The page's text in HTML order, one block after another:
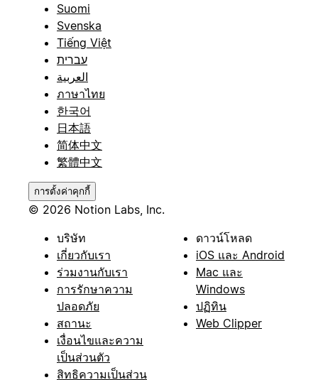
Suomi
Svenska
Tiếng Việt
עברית
العربية
ภาษาไทย
한국어
日本語
简体中文
繁體中文
การตั้งค่าคุกกี้
© 2026 Notion Labs, Inc.
บริษัท
เกี่ยวกับเรา
ร่วมงานกับเรา
การรักษาความ
ปลอดภัย
สถานะ
เงื่อนไขและความ
เป็นส่วนตัว
สิทธิความเป็นส่วน
ดาวน์โหลด
iOS และ Android
Mac และ
Windows
ปฏิทิน
Web Clipper